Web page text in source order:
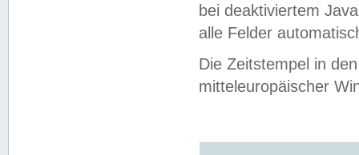
bei deaktiviertem
alle Felder
Die Zeitstempel in
mitteleuropäischer